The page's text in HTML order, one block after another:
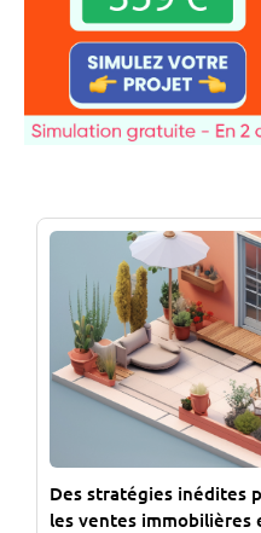
Des stratégies inédites
les ventes immobilières